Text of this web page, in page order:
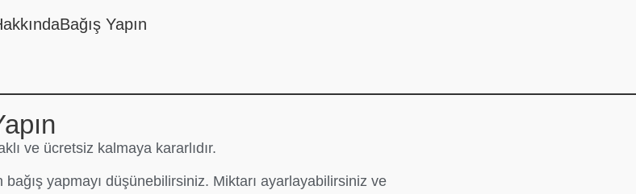
Bağış Yapın
ve ücretsiz kalmaya kararlıdır.
yapmayı düşünebilirsiniz. Miktarı ayarlayabilirsiniz ve